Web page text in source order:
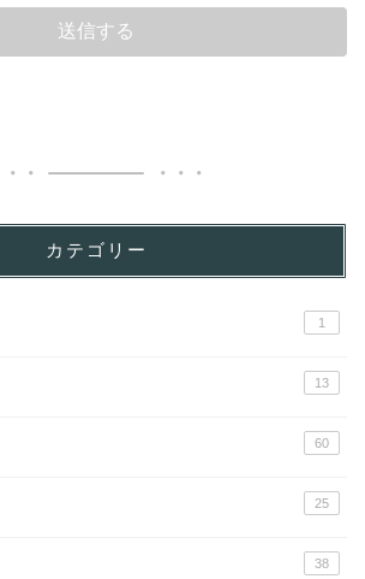
カテゴリー
1
13
60
25
38